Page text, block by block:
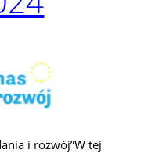
i rozwój”W tej